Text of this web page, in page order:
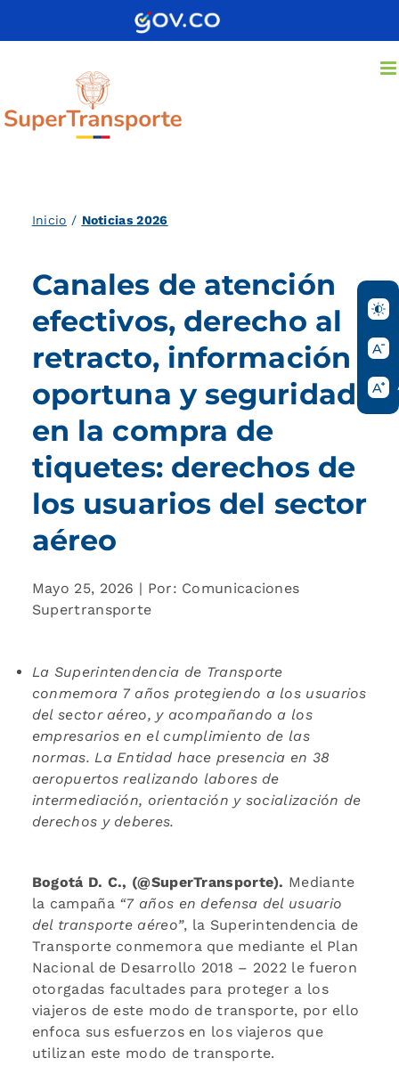
Inicio / Noticias 2026
Canales de atención
efectivos, derecho al
retracto, información
oportuna y seguridad
en la compra de
tiquetes: derechos de
los usuarios del sector
aéreo
Mayo 25, 2026 | Por: Comunicaciones
Supertransporte
La Superintendencia de Transporte
conmemora 7 años protegiendo a los usuarios
del sector aéreo, y acompañando a los
empresarios en el cumplimiento de las
normas. La Entidad hace presencia en 38
aeropuertos realizando labores de
intermediación, orientación y socialización de
derechos y deberes.
Bogotá D. C., (@SuperTransporte). Mediante
la campaña “7 años en defensa del usuario
del transporte aéreo”, la Superintendencia de
Transporte conmemora que mediante el Plan
Nacional de Desarrollo 2018 – 2022 le fueron
otorgadas facultades para proteger a los
viajeros de este modo de transporte, por ello
enfoca sus esfuerzos en los viajeros que
utilizan este modo de transporte.